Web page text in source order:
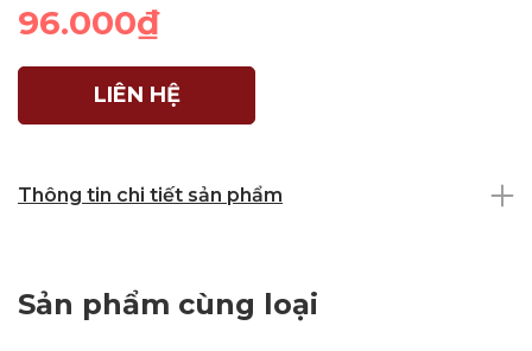
96.000₫
LIÊN HỆ
Thông tin chi tiết sản phẩm
Sản phẩm cùng loại